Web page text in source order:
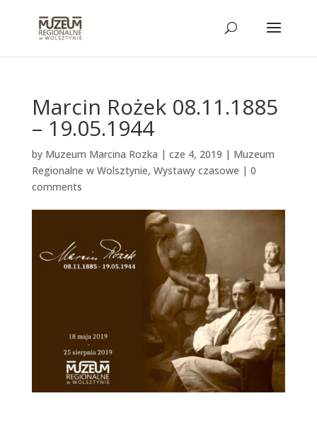
Marcin Rożek 08.11.1885
– 19.05.1944
by Muzeum Marcina Rozka | cze 4, 2019 | Muzeum
Regionalne w Wolsztynie, Wystawy czasowe | 0
comments